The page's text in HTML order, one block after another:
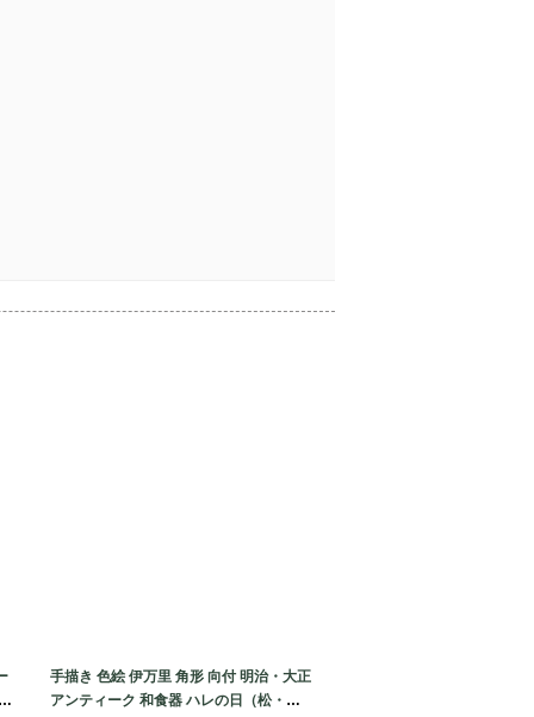
手描き 色絵 伊万里 角形 向付 明治・大正
アンティーク 和食器 ハレの日（松・